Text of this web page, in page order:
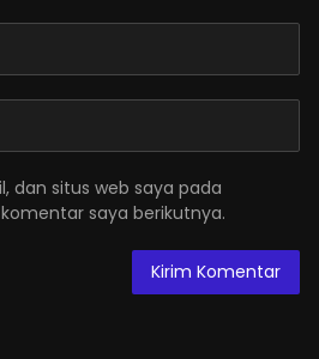
dan situs web saya pada
saya berikutnya.